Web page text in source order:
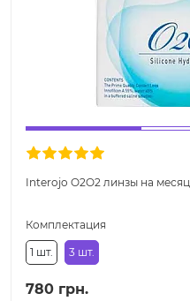
Interojo O2O2 линзы на месяц
Комплектация
1 шт. 3 шт.
780 грн.